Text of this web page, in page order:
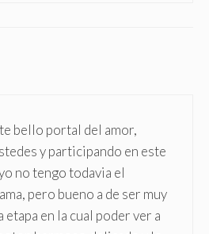
bello portal del amor,
y participando en este
no tengo todavia el
pero bueno a de ser muy
etapa en la cual poder ver a